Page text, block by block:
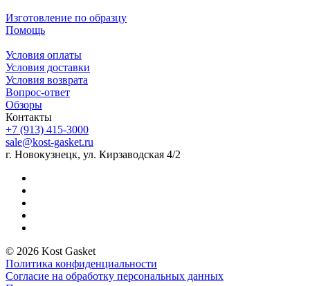
Изготовление по образцу
Помощь
Условия оплаты
Условия доставки
Условия возврата
Вопрос-ответ
Обзоры
Контакты
+7 (913) 415-3000
sale@kost-gasket.ru
г. Новокузнецк, ул. Кирзаводская 4/2
© 2026 Kost Gasket
Политика конфиденциальности
Согласие на обработку персональных данных